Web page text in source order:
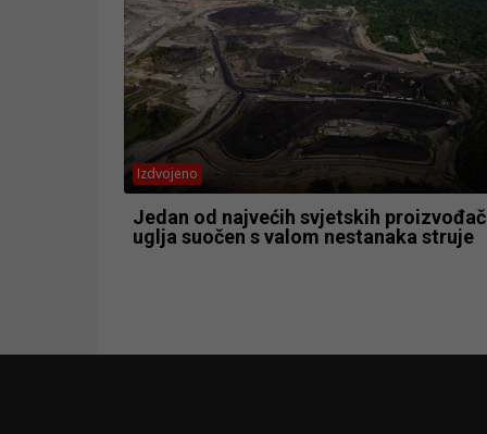
Izdvojeno
Jedan od najvećih svjetskih
uglja suočen s valom nestanaka struje